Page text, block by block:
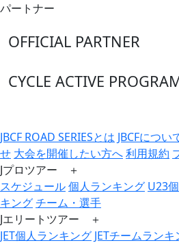
パートナー
OFFICIAL PARTNER
CYCLE ACTIVE
JBCF ROAD SERIESとは JBCFについ
せ 大会を開催したい方へ利用規約
Jプロツアー ＋
スケジュール個人ランキング U23
キングチーム・選手
Jエリートツアー ＋
JET個人ランキング JETチームランキ